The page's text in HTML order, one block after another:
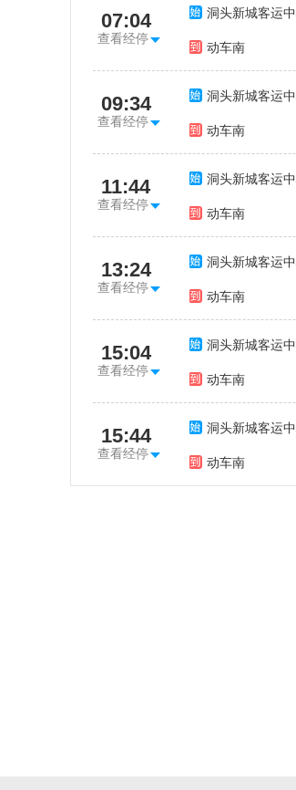
07:04
查看经停
洞头新城客运
动车南
09:34
查看经停
洞头新城客运
动车南
11:44
查看经停
洞头新城客运
动车南
13:24
查看经停
洞头新城客运
动车南
15:04
查看经停
洞头新城客运
动车南
15:44
查看经停
洞头新城客运
动车南